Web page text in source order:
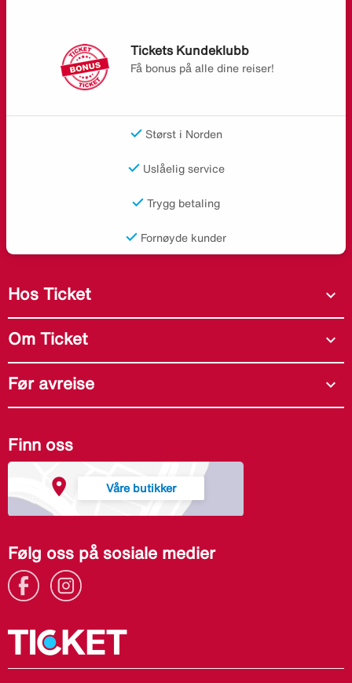
Tickets Kundeklubb
Få bonus på alle dine reiser!
Størst i Norden
Uslåelig service
Trygg betaling
Fornøyde kunder
Hos Ticket expand_more
Om Ticket expand_more
Før avreise expand_more
Finn oss
Våre butikker
Følg oss på sosiale medier